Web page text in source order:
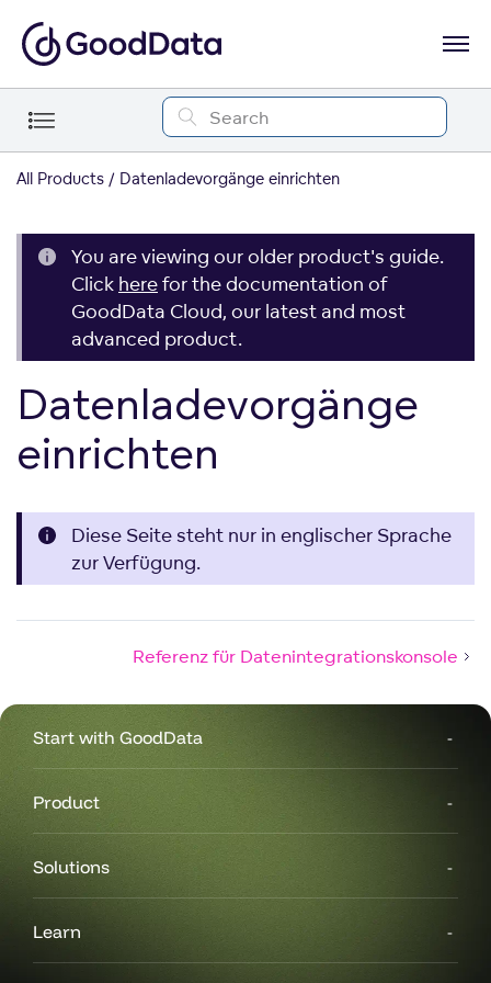
All Products Datenladevorgänge einrichten
You are viewing our older product's guide.
Click herefor the documentation of
GoodData Cloud, our latest and most
advanced product.
Datenladevorgänge
einrichten
Diese Seite steht nur in englischer Sprache
zur Verfügung.
Referenz für Datenintegrationskonsole
Start with GoodData
Product
Solutions
Learn